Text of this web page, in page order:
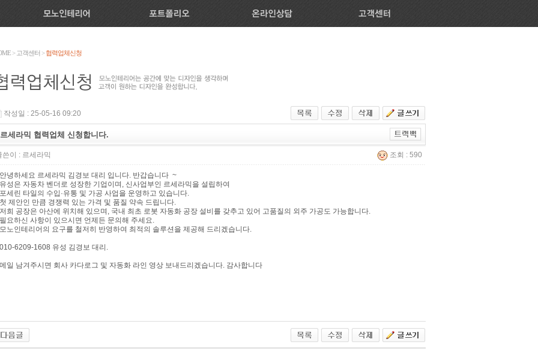
> 고객센터 >협력업체신청
작성일 : 25-05-16 09:20
르세라믹 협력업체 신청합니다.
이 : 르세라믹 조회 : 590
안녕하세요 르세라믹 김경보 대리 입니다. 반갑습니다 ~
유성은 자동차 벤더로 성장한 기업이며, 신사업부인 르세라믹을 설립하여
포세린 타일의 수입·유통 및 가공 사업을 운영하고 있습니다.
첫 제안인 만큼 경쟁력 있는 가격 및 품질 약속 드립니다.
저희 공장은 아산에 위치해 있으며, 국내 최초 로봇 자동화 공장 설비를 갖추고 있어 고품질의 외주 가공도 가능합니다.
필요하신 사항이 있으시면 언제든 문의해 주세요.
모노인테리어의 요구를 철저히 반영하여 최적의 솔루션을 제공해 드리겠습니다.
010-6209-1608 유성 김경보 대리.
메일 남겨주시면 회사 카다로그 및 자동화 라인 영상 보내드리겠습니다. 감사합니다